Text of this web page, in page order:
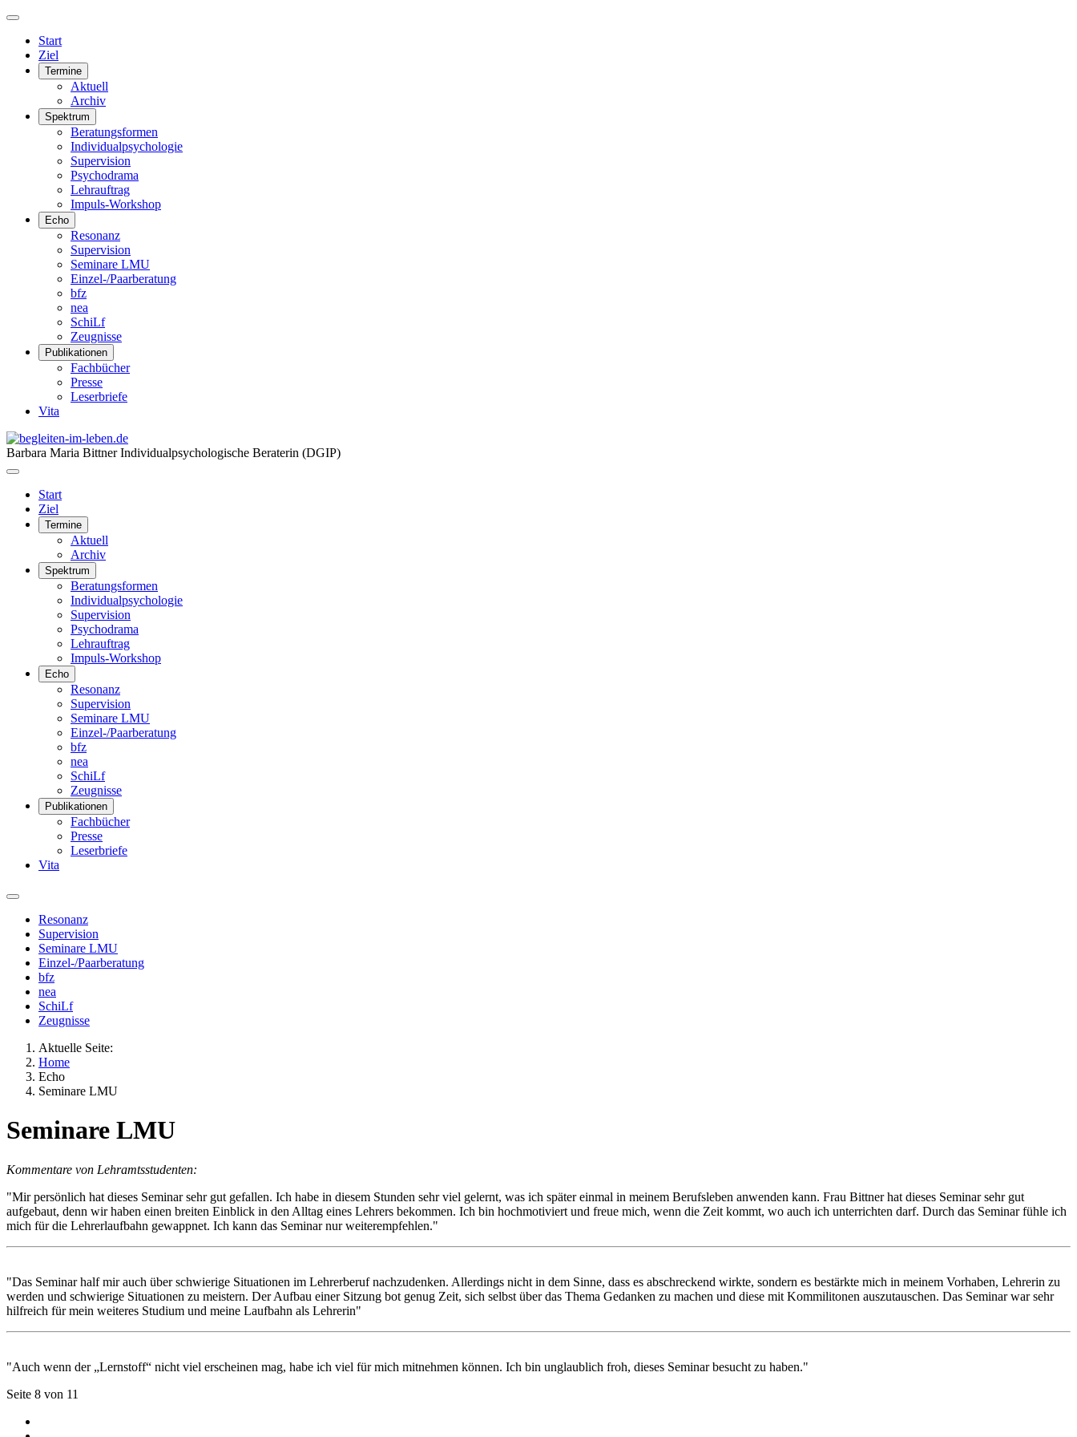
Start
Ziel
Termine
Aktuell
Archiv
Spektrum
Beratungsformen
Individualpsychologie
Supervision
Psychodrama
Lehrauftrag
Impuls-Workshop
Echo
Resonanz
Supervision
Seminare LMU
Einzel-/Paarberatung
bfz
nea
SchiLf
Zeugnisse
Publikationen
Fachbücher
Presse
Leserbriefe
Vita
Barbara Maria BittnerIndividualpsychologische Beraterin (DGIP)
Start
Ziel
Termine
Aktuell
Archiv
Spektrum
Beratungsformen
Individualpsychologie
Supervision
Psychodrama
Lehrauftrag
Impuls-Workshop
Echo
Resonanz
Supervision
Seminare LMU
Einzel-/Paarberatung
bfz
nea
SchiLf
Zeugnisse
Publikationen
Fachbücher
Presse
Leserbriefe
Vita
Resonanz
Supervision
Seminare LMU
Einzel-/Paarberatung
bfz
nea
SchiLf
Zeugnisse
Aktuelle Seite:
Home
Echo
Seminare LMU
Seminare LMU
Kommentare von Lehramtsstudenten:
"Mir persönlich hat dieses Seminar sehr gut gefallen. Ich habe in diesem Stunden sehr viel gelernt, was ich später einmal in meinem Berufsleben anwenden kann. Frau Bittner hat dieses Seminar sehr gut
aufgebaut, denn wir haben einen breiten Einblick in den Alltag eines Lehrers bekommen. Ich bin hochmotiviert und freue mich, wenn die Zeit kommt, wo auch ich unterrichten darf. Durch das Seminar fühle ich
mich für die Lehrerlaufbahn gewappnet. Ich kann das Seminar nur weiterempfehlen."
"Das Seminar half mir auch über schwierige Situationen im Lehrerberuf nachzudenken. Allerdings nicht in dem Sinne, dass es abschreckend wirkte, sondern es bestärkte mich in meinem Vorhaben, Lehrerin zu
werden und schwierige Situationen zu meistern. Der Aufbau einer Sitzung bot genug Zeit, sich selbst über das Thema Gedanken zu machen und diese mit Kommilitonen auszutauschen. Das Seminar war sehr
hilfreich für mein weiteres Studium und meine Laufbahn als Lehrerin"
"Auch wenn der „Lernstoff“ nicht viel erscheinen mag, habe ich viel für mich mitnehmen können. Ich bin unglaublich froh, dieses Seminar besucht zu haben."
Seite 8 von 11